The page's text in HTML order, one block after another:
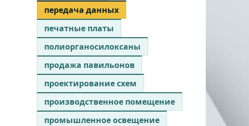
передача данных
печатные платы
полиорганосилоксаны
продажа павильонов
проектирование схем
производственное помещение
промышленное освещение